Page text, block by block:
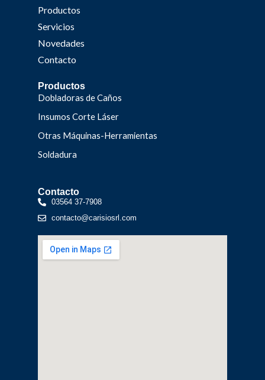
Productos
Servicios
Novedades
Contacto
Productos
Dobladoras de Caños
Insumos Corte Láser
Otras Máquinas-Herramientas
Soldadura
Contacto
03564 37-7908
contacto@carisiosrl.com